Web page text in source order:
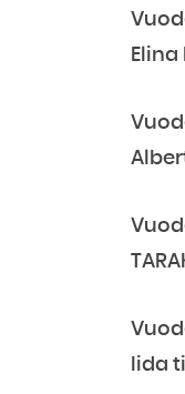
Elina
Iida